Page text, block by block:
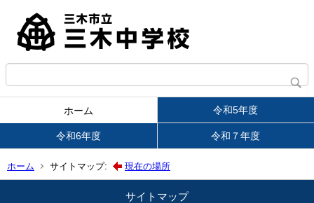
ホーム 令和5年度
令和6年度 令和７年度
ホーム サイトマップ: 現在の場所
サイトマップ